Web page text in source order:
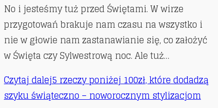
No i jesteśmy tuż przed Świętami. W wirze
przygotowań brakuje nam czasu na wszystko i
nie w głowie nam zastanawianie się, co założyć
w Święta czy Sylwestrową noc. Ale tuż…
Czytaj dalej5 rzeczy poniżej 100zł, które dodadzą
szyku świąteczno – noworocznym stylizacjom